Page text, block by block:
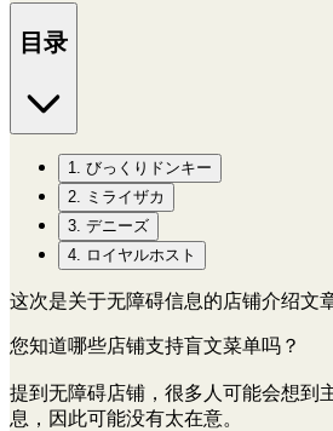
目录
1. びっくりドンキー
2. ミライザカ
3. デニーズ
4. ロイヤルホスト
这次是关于无障碍信息的店铺介绍文章
您知道哪些店铺支持盲文菜单吗？
提到无障碍店铺，很多人可能会想到
息，因此可能没有太在意。